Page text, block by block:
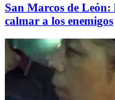
San Marcos de
calmar a los enemigos